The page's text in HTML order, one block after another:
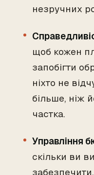
незручних
щоб кожен
запобігти
ніхто не
більше, ніж
частка.
Управління
скільки ви